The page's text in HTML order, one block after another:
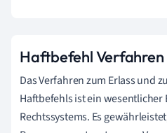
Haftbefehl Verfahren
Das Verfahren zum Erlass und
Haftbefehls ist ein wesentlicher
Rechtssystems. Es